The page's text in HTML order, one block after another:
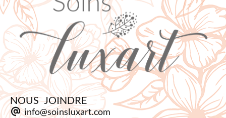
NOUS JOINDRE
info@soinsluxart.com